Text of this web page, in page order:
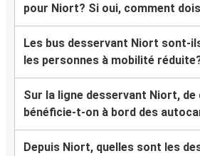
pour Niort? Si oui, comment
Les bus desservant Niort sont-
les personnes à mobilité
Sur la ligne desservant Niort, de
bénéficie-t-on à bord des
Depuis Niort, quelles sont les